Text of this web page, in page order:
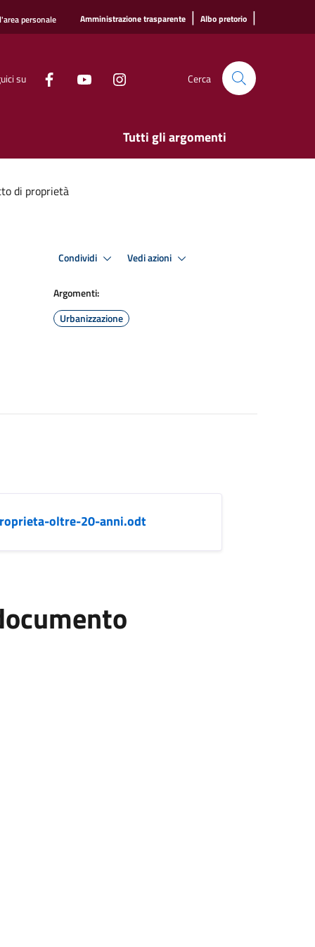
personale Amministrazione trasparente | Albo pretorio |
su Cerca
Tutti gli argomenti
di proprietà
Condividi Vedi azioni
Argomenti:
Urbanizzazione
oltre-20-anni.odt